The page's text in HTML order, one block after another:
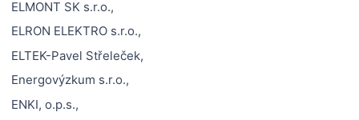
ELMONT SK s.r.o.,
ELRON ELEKTRO s.r.o.,
ELTEK-Pavel Střeleček,
Energovýzkum s.r.o.,
ENKI, o.p.s.,